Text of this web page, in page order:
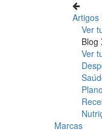
Artigos
Ver
Blog
Ver
Marcas